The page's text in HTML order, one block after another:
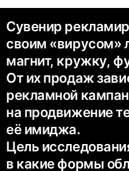
Сувенир
своим «вирусом»
магнит, кружку,
От их продаж
рекламной
на продвижение
её имиджа.
Цель
в какие формы